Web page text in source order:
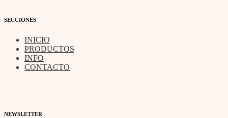
SECCIONES
INICIO
PRODUCTOS
INFO
CONTACTO
NEWSLETTER